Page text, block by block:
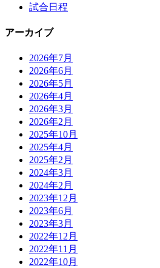
試合日程
アーカイブ
2026年7月
2026年6月
2026年5月
2026年4月
2026年3月
2026年2月
2025年10月
2025年4月
2025年2月
2024年3月
2024年2月
2023年12月
2023年6月
2023年3月
2022年12月
2022年11月
2022年10月